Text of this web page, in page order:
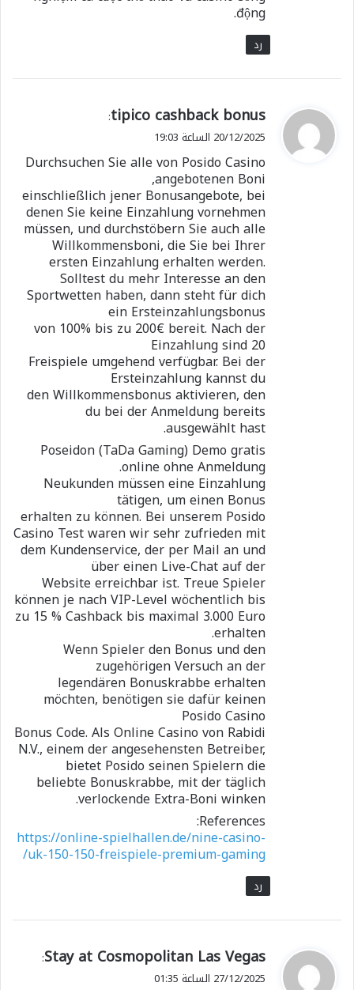
động.
رد
ي
ق
ل
tipico cashback bonus
:
20/12/2025 الساعة 19:03
Durchsuchen Sie alle von Posido Casino
angebotenen Boni,
einschließlich jener Bonusangebote, bei
denen Sie keine Einzahlung vornehmen
müssen, und durchstöbern Sie auch alle
Willkommensboni, die Sie bei Ihrer
ersten Einzahlung erhalten werden.
Solltest du mehr Interesse an den
Sportwetten haben, dann steht für dich
ein Ersteinzahlungsbonus
von 100% bis zu 200€ bereit. Nach der
Einzahlung sind 20
Freispiele umgehend verfügbar. Bei der
Ersteinzahlung kannst du
den Willkommensbonus aktivieren, den
du bei der Anmeldung bereits
ausgewählt hast.
Poseidon (TaDa Gaming) Demo gratis
online ohne Anmeldung.
Neukunden müssen eine Einzahlung
tätigen, um einen Bonus
erhalten zu können. Bei unserem Posido
Casino Test waren wir sehr zufrieden mit
dem Kundenservice, der per Mail an und
über einen Live-Chat auf der
Website erreichbar ist. Treue Spieler
können je nach VIP-Level wöchentlich bis
zu 15 % Cashback bis maximal 3.000 Euro
erhalten.
Wenn Spieler den Bonus und den
zugehörigen Versuch an der
legendären Bonuskrabbe erhalten
möchten, benötigen sie dafür keinen
Posido Casino
Bonus Code. Als Online Casino von Rabidi
N.V., einem der angesehensten Betreiber,
bietet Posido seinen Spielern die
beliebte Bonuskrabbe, mit der täglich
verlockende Extra-Boni winken.
References:
https://online-spielhallen.de/nine-casino-
uk-150-150-freispiele-premium-gaming/
رد
ي
ق
Stay at Cosmopolitan Las Vegas
:
27/12/2025 الساعة 01:35